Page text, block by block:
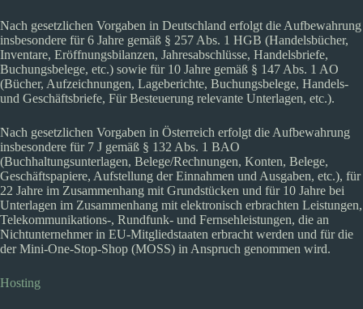
Nach gesetzlichen Vorgaben in Deutschland erfolgt die Aufbewahrung
insbesondere für 6 Jahre gemäß § 257 Abs. 1 HGB (Handelsbücher,
Inventare, Eröffnungsbilanzen, Jahresabschlüsse, Handelsbriefe,
Buchungsbelege, etc.) sowie für 10 Jahre gemäß § 147 Abs. 1 AO
(Bücher, Aufzeichnungen, Lageberichte, Buchungsbelege, Handels-
und Geschäftsbriefe, Für Besteuerung relevante Unterlagen, etc.).
Nach gesetzlichen Vorgaben in Österreich erfolgt die Aufbewahrung
insbesondere für 7 J gemäß § 132 Abs. 1 BAO
(Buchhaltungsunterlagen, Belege/Rechnungen, Konten, Belege,
Geschäftspapiere, Aufstellung der Einnahmen und Ausgaben, etc.), für
22 Jahre im Zusammenhang mit Grundstücken und für 10 Jahre bei
Unterlagen im Zusammenhang mit elektronisch erbrachten Leistungen,
Telekommunikations-, Rundfunk- und Fernsehleistungen, die an
Nichtunternehmer in EU-Mitgliedstaaten erbracht werden und für die
der Mini-One-Stop-Shop (MOSS) in Anspruch genommen wird.
Hosting